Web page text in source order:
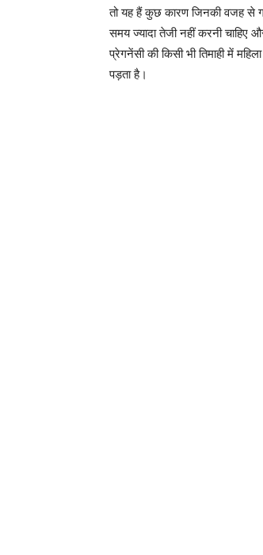
तो यह हैं कुछ कारण जिनकी वजह से
समय ज्यादा तेजी नहीं करनी चाहिए
प्रेगनेंसी की किसी भी तिमाही में
पड़ता है।